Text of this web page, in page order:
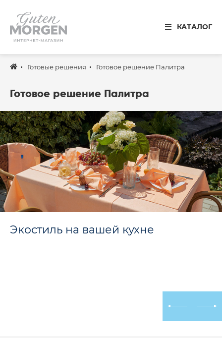
КАТАЛОГ
Иваново
8 800 100 34 50
Звонок по России бесплатный
Спальня
Кухня
Столовая
Детская
Ванная
Готовые решения
Распродажа
Готовые решения Готовое решение Палитра
Готовое решение Палитра
Экостиль на вашей кухне